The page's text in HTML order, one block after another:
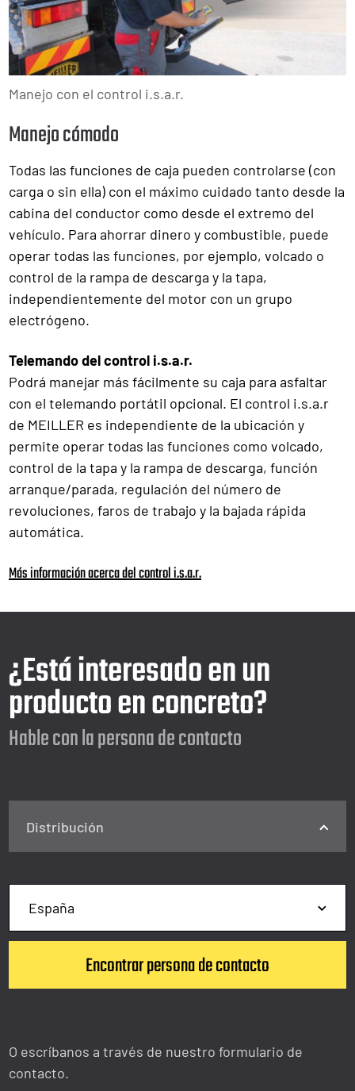
Manejo con el control i.s.a.r.
Manejo cómodo
Todas las funciones de caja pueden controlarse (con
carga o sin ella) con el máximo cuidado tanto desde la
cabina del conductor como desde el extremo del
vehículo. Para ahorrar dinero y combustible, puede
operar todas las funciones, por ejemplo, volcado o
control de la rampa de descarga y la tapa,
independientemente del motor con un grupo
electrógeno.
Telemando del control i.s.a.r.
Podrá manejar más fácilmente su caja para asfaltar
con el telemando portátil opcional. El control i.s.a.r
de MEILLER es independiente de la ubicación y
permite operar todas las funciones como volcado,
control de la tapa y la rampa de descarga, función
arranque/parada, regulación del número de
revoluciones, faros de trabajo y la bajada rápida
automática.
Más información acerca del control i.s.a.r.
¿Está interesado en un
producto en concreto?
Hable con la persona de contacto
Distribución
O escríbanos a través de nuestro formulario de
contacto.